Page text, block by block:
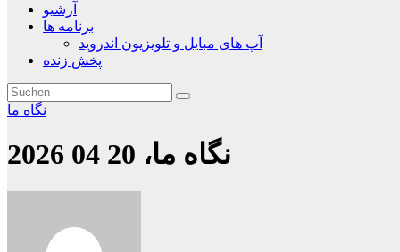
آرشیو
برنامه ها
آپ های مبایل و تلویزیون اندروید
پخش زنده
نگاه ما
نگاه ما، 20 04 2026